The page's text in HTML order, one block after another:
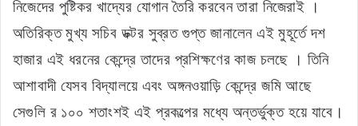
নিজেদের পুষ্টিকর খাদ্যের যোগান তৈরি করবেন তারা নিজেরাই ।
অতিরিক্ত মুখ্য সচিব ডক্টর সুব্রত গুপ্ত জানালেন এই মুহূর্তে দশ
হাজার এই ধরনের কেন্দ্রে তাদের প্রশিক্ষণের কাজ চলছে । তিনি
আশাবাদী যেসব বিদ্যালয়ে এবং অঙ্গনওয়াড়ি কেন্দ্রে জমি আছে
সেগুলি র ১০০ শতাংশই এই প্রকল্পের মধ্যে অন্তর্ভুক্ত হয়ে যাবে।